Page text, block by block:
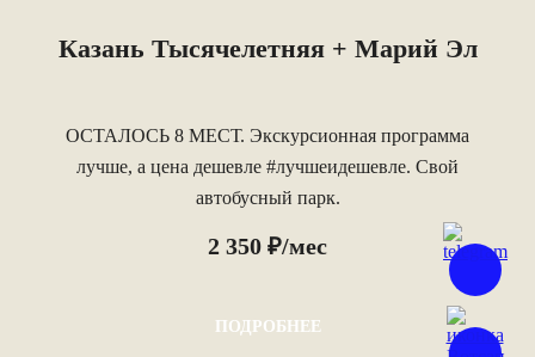
Казань Тысячелетняя + Марий Эл
ОСТАЛОСЬ 8 МЕСТ. Экскурсионная программа
лучше, а цена дешевле #лучшеидешевле. Свой
автобусный парк.
2 350 ₽/мес
ПОДРОБНЕЕ